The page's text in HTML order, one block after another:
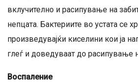
вклучително и расипување на
непцата. Бактериите во устата се
произведувајќи киселини кои ја
глеѓ и доведуваат до расипување
Воспаление